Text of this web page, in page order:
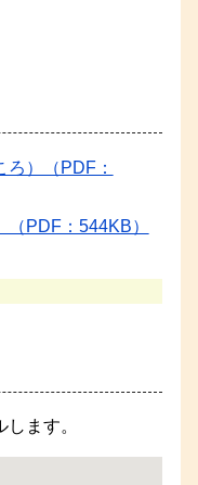
）（PDF：
PDF：544KB）
ます。